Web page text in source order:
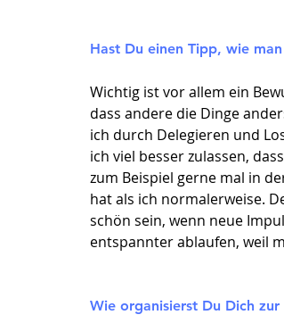
Hast Du einen Tipp, wie
Wichtig ist vor allem ein
dass andere die Dinge
ich durch Delegieren und
ich viel besser zulassen,
zum Beispiel gerne mal in
hat als ich normalerweise.
schön sein, wenn neue
entspannter ablaufen, weil
Wie organisierst Du Dich